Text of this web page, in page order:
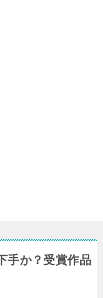
手か？受賞作品